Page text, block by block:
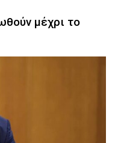
μέχρι το